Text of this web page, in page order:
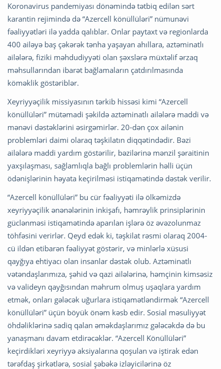
Koronavirus pandemiyası dönəmində tətbiq edilən sərt
karantin rejimində də “Azercell könüllüləri” nümunəvi
fəaliyyətləri ilə yadda qalıblar. Onlar paytaxt və regionlarda
400 ailəyə baş çəkərək tənha yaşayan ahıllara, aztəminatlı
ailələrə, fiziki məhdudiyyəti olan şəxslərə müxtəlif ərzaq
məhsullarından ibarət bağlamaların çatdırılmasında
köməklik göstəriblər.
Xeyriyyəçilik missiyasının tərkib hissəsi kimi “Azercell
könüllüləri” mütəmadi şəkildə aztəminatlı ailələrə maddi və
mənəvi dəstəklərini əsirgəmirlər. 20-dən çox ailənin
problemləri daimi olaraq təşkilatın diqqətindədir. Bəzi
ailələrə maddi yardım göstərilir, bəzilərinə mənzil şəraitinin
yaxşılaşması, sağlamlıqla bağlı problemlərin həlli üçün
ödənişlərinin həyata keçirilməsi istiqamətində dəstək verilir.
“Azercell könüllüləri” bu cür fəaliyyəti ilə ölkəmizdə
xeyriyyəçilik ənənələrinin inkişafı, həmrəylik prinsiplərinin
güclənməsi istiqamətində aparılan işlərə öz əvəzolunmaz
töhfəsini verirlər. Qeyd edək ki, təşkilat rəsmi olaraq 2004-
cü ildən etibarən fəaliyyət göstərir, və minlərlə xüsusi
qayğıya ehtiyacı olan insanlar dəstək olub. Aztəminatlı
vətəndaşlarımıza, şəhid və qazi ailələrinə, həmçinin kimsəsiz
və valideyn qayğısından məhrum olmuş uşaqlara yardım
etmək, onları gələcək uğurlara istiqamətləndirmək “Azercell
könüllüləri” üçün böyük önəm kəsb edir. Sosial məsuliyyət
öhdəliklərinə sadiq qalan əməkdaşlarımız gələcəkdə də bu
yanaşmanı davam etdirəcəklər. “Azercell Könüllüləri”
keçirdikləri xeyriyyə aksiyalarına qoşulan və iştirak edən
tərəfdaş şirkətlərə, sosial şəbəkə izləyicilərinə öz